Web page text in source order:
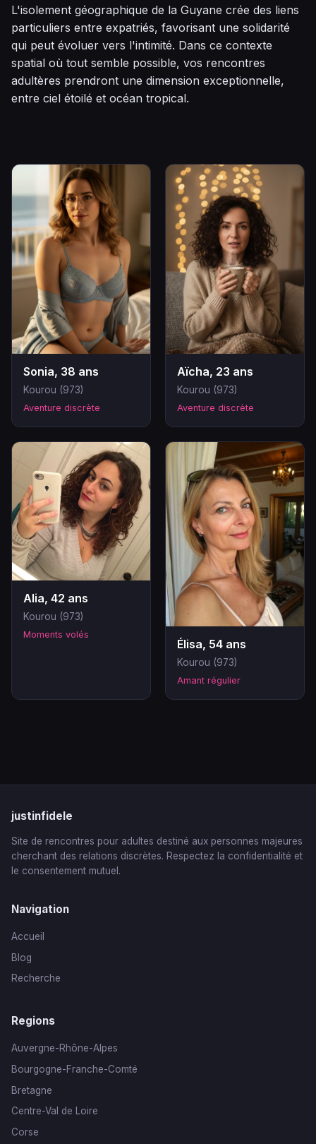
L'isolement géographique de la Guyane crée des liens
particuliers entre expatriés, favorisant une solidarité
qui peut évoluer vers l'intimité. Dans ce contexte
spatial où tout semble possible, vos rencontres
adultères prendront une dimension exceptionnelle,
entre ciel étoilé et océan tropical.
Sonia, 38 ans
Kourou (973)
Aventure discrète
Aïcha, 23 ans
Kourou (973)
Aventure discrète
Alia, 42 ans
Kourou (973)
Moments volés
Élisa, 54 ans
Kourou (973)
Amant régulier
justinfidele
Site de rencontres pour adultes destiné aux personnes majeures
cherchant des relations discrètes. Respectez la confidentialité et
le consentement mutuel.
Navigation
Accueil
Blog
Recherche
Regions
Auvergne-Rhône-Alpes
Bourgogne-Franche-Comté
Bretagne
Centre-Val de Loire
Corse